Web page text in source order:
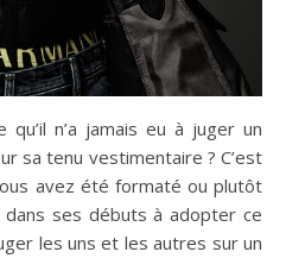
n’a jamais eu à juger un
sa tenu vestimentaire ? C’est
avez été formaté ou plutôt
ses débuts à adopter ce
les uns et les autres sur un